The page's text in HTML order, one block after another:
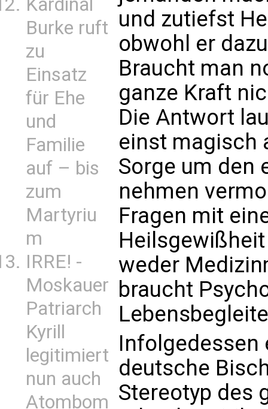
Kardinal
Burke ruft
zu
Einsatz
für Ehe
und
Familie
auf – bis
zum
Martyriu
m
IRRE! -
Moskauer
Patriarch
Kyrill
legitimiert
nun auch
Atombom
und zutiefst
obwohl er
Braucht man
ganze Kraft
Die Antwort
einst magisch
Sorge um den
nehmen
Fragen mit
weder
braucht
Infolgedessen
deutsche
Stereotyp des